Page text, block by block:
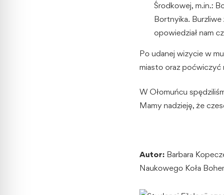
Środkowej, m.in.:
Bortnyika.
opowiedział nam
Po udanej wizycie w
miasto oraz poćwiczyć
W Ołomuńcu
Mamy nadzieję, że
Autor: Barbara
Naukowego Koła